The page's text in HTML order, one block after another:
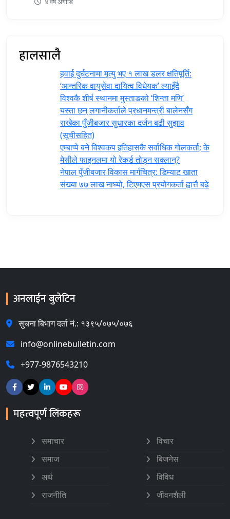
हालसालै
हवाई दुर्घटनामा मृत्यु भए १ लाख डलर क्षतिपूर्ति:
‘आन्तरिक वायुसेवा दायित्व विधेयक’ ल्याइँदै
विश्वकै शीर्ष स्थानमा मुस्ताङको ‘शिन्ता मणि’
यस्ता छन् लगानीकर्ताले प्रधानमन्त्री ‍बालेनसँग
राखेका पुँजीबजार सुधारका दर्जन बढी सुझाव
(सूचीसहित)
एम्बाप्पे बने विश्वकप इतिहासकै सर्वाधिक गोलकर्ता; के
मेसीले फाइनलमा यो रेकर्ड तोड्न सक्लान्?
नेपाल पुँजीबजार विकास मार्गचित्र: डिम्याट खाता
संख्या ७७ लाख नाघ्यो, टिएमएस प्रयोगकर्ता ह्वात्तै बढे
अनलाईन बुलेटिन
सुचना बिभाग दर्ता नं.: १३९५/०७५/०७६
info@onlinebulletin.com
+977-9876543210
महत्वपूर्ण लिंकहरू
समाचार
समाज
अर्थ
राजनीति
विचार
बिजनेस
विविध
जीवनशैली